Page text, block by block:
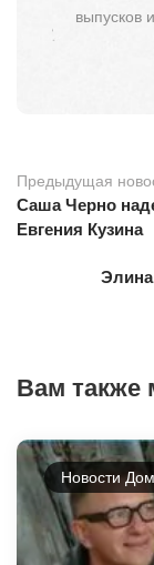
выпусков
Предыдущая
Саша Черно
Евгения Кузина
Элина
Вам также
Новости